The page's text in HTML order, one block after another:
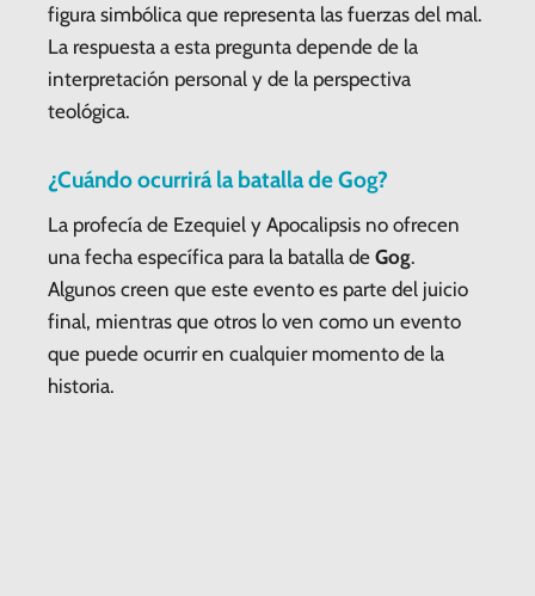
figura simbólica que representa las fuerzas del mal.
La respuesta a esta pregunta depende de la
interpretación personal y de la perspectiva
teológica.
¿Cuándo ocurrirá la batalla deGog?
La profecía de Ezequiel y Apocalipsis no ofrecen
una fecha específica para la batalla de Gog.
Algunos creen que este evento es parte del juicio
final, mientras que otros lo ven como un evento
que puede ocurrir en cualquier momento de la
historia.